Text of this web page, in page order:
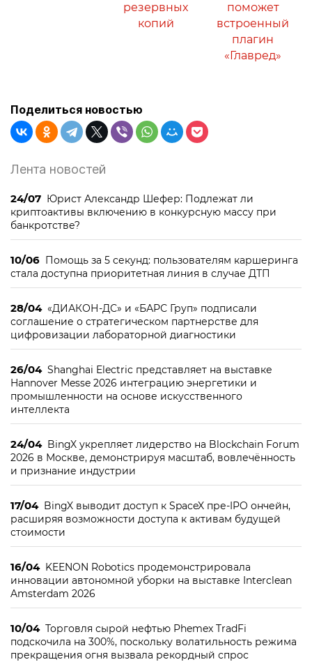
резервных
копий
поможет
встроенный
плагин
«Главред»
Поделиться новостью
Лента новостей
24/07 Юрист Александр Шефер: Подлежат ли
криптоактивы включению в конкурсную массу при
банкротстве?
10/06 Помощь за 5 секунд: пользователям каршеринга
стала доступна приоритетная линия в случае ДТП
28/04 «ДИАКОН-ДС» и «БАРС Груп» подписали
соглашение о стратегическом партнерстве для
цифровизации лабораторной диагностики
26/04 Shanghai Electric представляет на выставке
Hannover Messe 2026 интеграцию энергетики и
промышленности на основе искусственного
интеллекта
24/04 BingX укрепляет лидерство на Blockchain Forum
2026 в Москве, демонстрируя масштаб, вовлечённость
и признание индустрии
17/04 BingX выводит доступ к SpaceX пре-IPO ончейн,
расширяя возможности доступа к активам будущей
стоимости
16/04 KEENON Robotics продемонстрировала
инновации автономной уборки на выставке Interclean
Amsterdam 2026
10/04 Торговля сырой нефтью Phemex TradFi
подскочила на 300%, поскольку волатильность режима
прекращения огня вызвала рекордный спрос